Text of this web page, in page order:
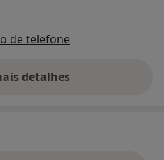
de telefone
detalhes
sobre o endereço